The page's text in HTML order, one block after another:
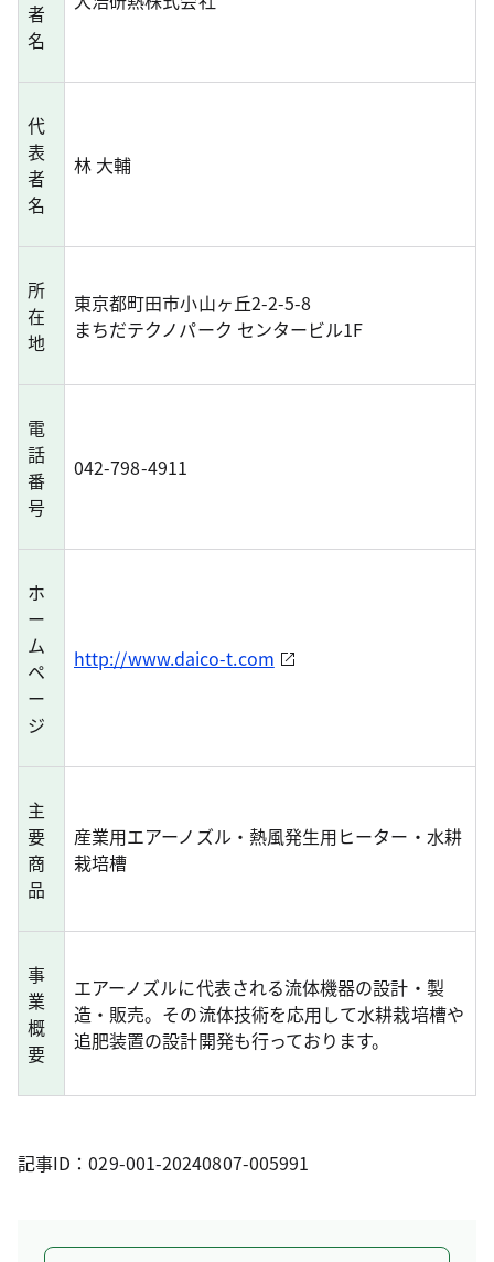
者
名
代
表
者
名
林 大輔
所
在
地
東京都町田市小山ヶ丘2-2-5-8
まちだテクノパーク センタービル1F
電
話
番
号
042-798-4911
ホ
ー
ム
ペ
ー
ジ
http://www.daico-t.com
主
要
商
品
産業用エアーノズル・熱風発生用ヒーター・水耕
栽培槽
事
業
概
要
エアーノズルに代表される流体機器の設計・製
造・販売。その流体技術を応用して水耕栽培槽や
追肥装置の設計開発も行っております。
記事ID：029-001-20240807-005991